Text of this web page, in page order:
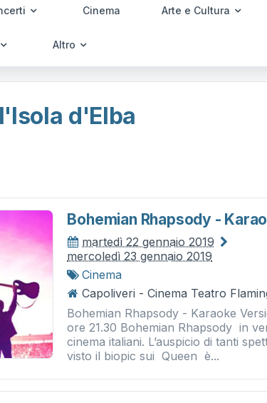
Cinema Arte e Cultura
Altro
d'Elba
Bohemian Rhapsody -
martedì 22 gennaio 2019
mercoledì 23 gennaio 2019
Cinema
Capoliveri - Cinema Teatro
Bohemian Rhapsody - Karaoke
ore 21.30 Bohemian Rhapsody in
cinema italiani. L’auspicio di tanti
visto il biopic sui Queen è...